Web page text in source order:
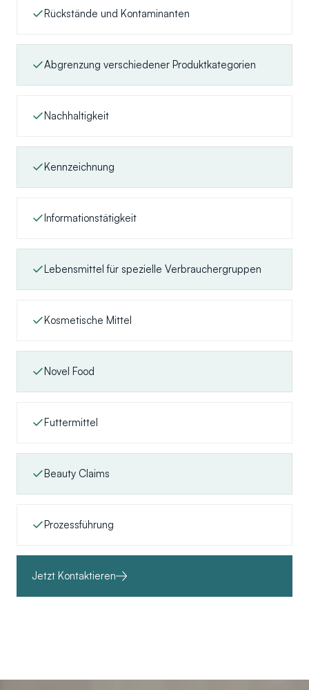
Rückstände und Kontaminanten
Abgrenzung verschiedener Produktkategorien
Nachhaltigkeit
Kennzeichnung
Informationstätigkeit
Lebensmittel für spezielle Verbrauchergruppen
Kosmetische Mittel
Novel Food
Futtermittel
Beauty Claims
Prozessführung
Jetzt Kontaktieren